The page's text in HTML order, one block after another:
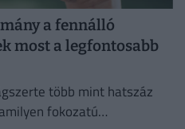
a fennálló
most a legfontosabb
több mint hatszáz
fokozatú